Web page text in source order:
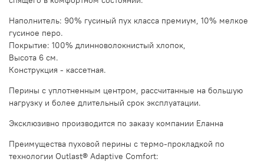
Наполнитель: 90% гусиный пух класса премиум, 10% мелкое
гусиное перо.
Покрытие: 100% длинноволокнистый хлопок,
Высота 6 см.
Конструкция - кассетная.
Перины с уплотненным центром, рассчитанные на большую
нагрузку и более длительный срок эксплуатации.
Эксклюзивно производится по заказу компании Еланна
Преимущества пуховой перины с термо-прокладкой по
технологии Outlast® Adaptive Comfort: